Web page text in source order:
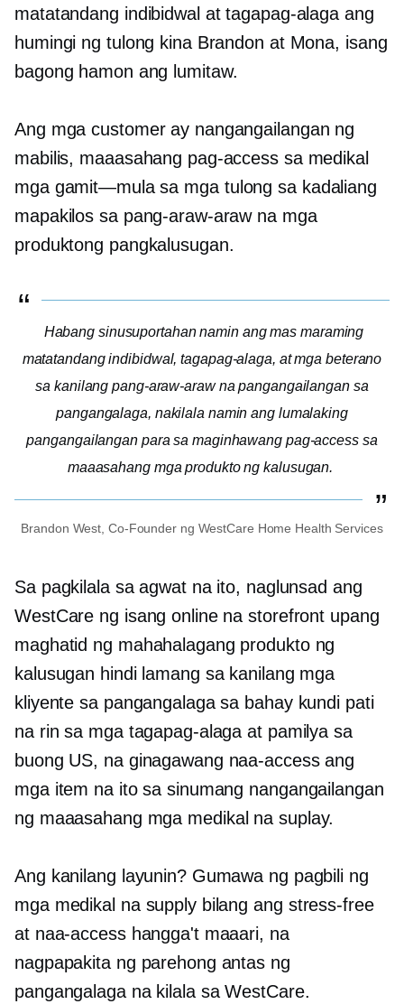
matatandang indibidwal at tagapag-alaga ang
humingi ng tulong kina Brandon at Mona, isang
bagong hamon ang lumitaw.
Ang mga customer ay nangangailangan ng
mabilis, maaasahang pag-access sa medikal
mga gamit—mula sa mga tulong sa kadaliang
mapakilos sa pang-araw-araw na mga
produktong pangkalusugan.
Habang sinusuportahan namin ang mas maraming
matatandang indibidwal, tagapag-alaga, at mga beterano
sa kanilang pang-araw-araw na pangangailangan sa
pangangalaga, nakilala namin ang lumalaking
pangangailangan para sa maginhawang pag-access sa
maaasahang mga produkto ng kalusugan.
Brandon West, Co-Founderng WestCare Home Health Services
Sa pagkilala sa agwat na ito, naglunsad ang
WestCare ng isang online na storefront upang
maghatid ng mahahalagang produkto ng
kalusugan hindi lamang sa kanilang mga
kliyente sa pangangalaga sa bahay kundi pati
na rin sa mga tagapag-alaga at pamilya sa
buong US, na ginagawang naa-access ang
mga item na ito sa sinumang nangangailangan
ng maaasahang mga medikal na suplay.
Ang kanilang layunin? Gumawa ng pagbili ng
mga medikal na supply bilangang stress-free
at naa-access hangga't maaari, na
nagpapakita ng parehong antas ng
pangangalaga na kilala sa WestCare.